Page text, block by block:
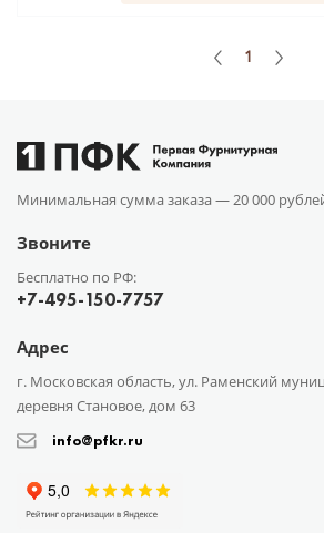
1
Минимальная сумма заказа —20 000
Звоните
Бесплатно по РФ:
+7-495-150-7757
Адрес
г. Московская область, ул. Раменский
деревня Становое, дом 63
info@pfkr.ru